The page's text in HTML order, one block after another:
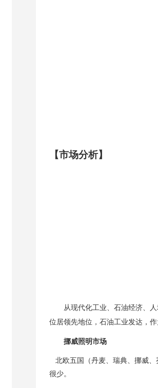
【市场分析】
从现代化工业、石油经济、
位居领先地位，石油工业发达，
挪威照明市场
北欧五国 （丹麦、瑞典、挪威
很少。